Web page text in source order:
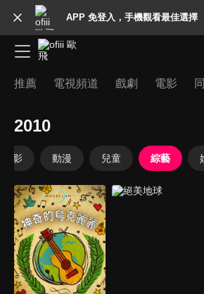
APP 免登入，手機觀看最佳選擇
推薦 電視頻道 戲劇 電影
2010
電影 動漫 兒童 綜藝